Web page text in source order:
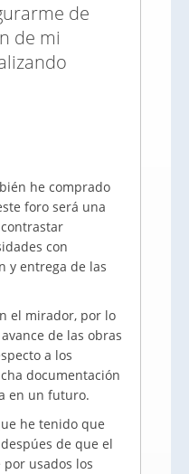
de
de mi
he comprado
foro será una
con
y entrega de las
el mirador, por lo
de las obras
a los
documentación
en un futuro.
he tenido que
de que el
usados los